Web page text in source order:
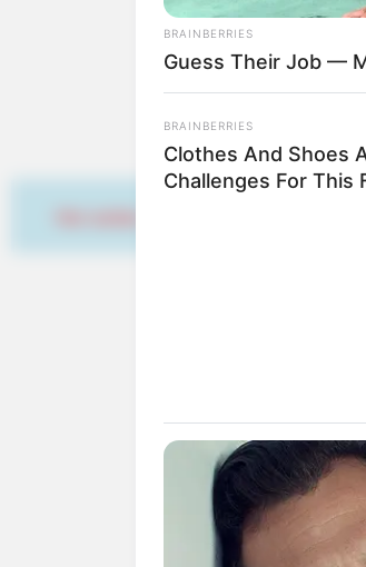
Tier-
Weitere
Lage
BRAINBERRIES
Guess Their Job —
BRAINBERRIES
Clothes And Shoes
Challenges For This